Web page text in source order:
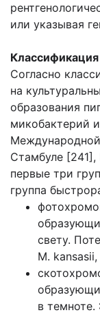
или указывая
Согласно
на
образования
микобактерий
Международной
Стамбуле
первые три
группа
свету.
M.
в